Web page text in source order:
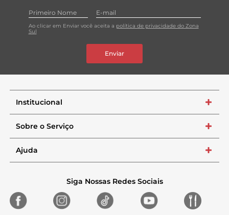
Ao clicar em Enviar você aceita a política de privacidade do Zona
Sul
Enviar
Institucional +
Sobre o Serviço +
Ajuda +
Siga Nossas Redes Sociais